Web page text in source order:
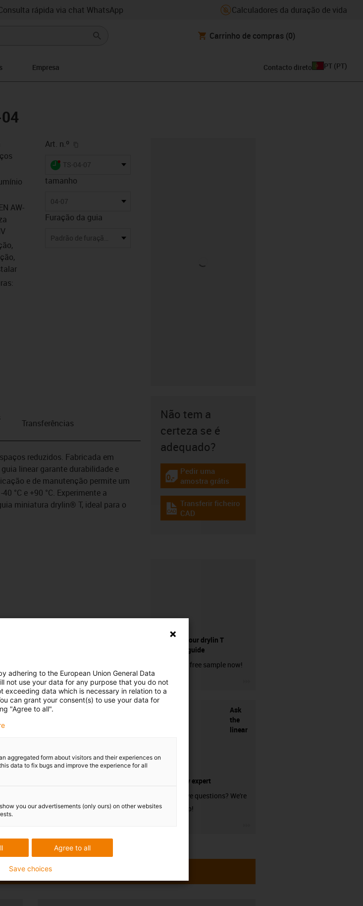
rápida via chat WhatsApp Calculadores da duração de vida
Carrinho de compras (0)
Empresa Contacto direto PT (PT)
AW-
Art. n.º
igus-icon-lieferzeit-dot
TS-04-07
tamanho
04-07
Furação da guia
Padrão de furação standard
Transferências
reduzidos. Fabricada em
linear garante durabilidade e
e de manutenção permite um
°C e +90 °C. Experimente a
miniatura drylin® T, ideal para o
Não tem a
certeza se é
adequado?
igus-icon-gratismuster
Pedir uma
amostra grátis
igus-icon-cad-dateien
Transferir ficheiro
CAD
Sample of our drylin T
miniature guide
Order your free sample now!
Ask
the
linear
technology expert
Do you have questions? We're
here to help!
adhering to the European Union General Data
not use your data for any purpose that you do not
exceeding data which is necessary in relation to a
can grant your consent(s) to use your data for
"Agree to all".
aggregated form about visitors and their experiences on
data to fix bugs and improve the experience for all
you our advertisements (only ours) on other websites
Agree to all
Save choices